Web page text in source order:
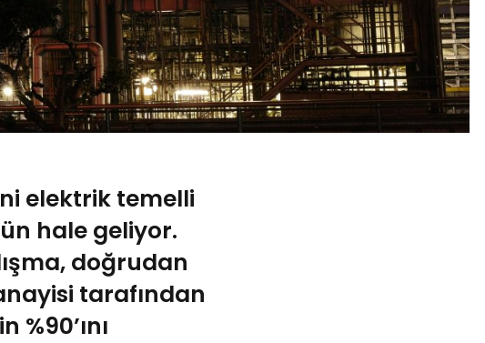
elektrik temelli
hale geliyor.
doğrudan
tarafından